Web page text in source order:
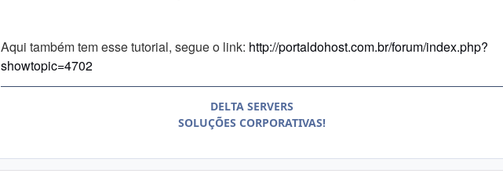
Aqui também tem esse tutorial, segue o link: http://portaldohost.com.br/forum/index.php?
showtopic=4702
DELTA SERVERS
SOLUÇÕES CORPORATIVAS!